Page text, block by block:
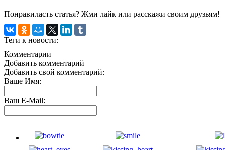
Понравиласть статья? Жми лайк или расскажи своим друзьям!
Теги к новости:
Комментарии
Добавить комментарий
Добавить свой комментарий:
Ваше Имя:
Ваш E-Mail: